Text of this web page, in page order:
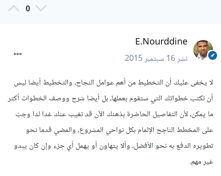
0
E.Nourddine
نشر16 سبتمبر 2015
لا يخفى عليك أن التخطيط من أهم عوامل النجاح، والتخطيط أيضا ليس
أن تكتب خطواتك التي ستقوم بعملها، بل أيضا شرح ووصف الخطوات أكتر
ما يمكن، لأن التفاصيل الحاضرة بذهنك الآن قد تغيب عنك غدا لدا وجبَ
على المخطط الناجح الإلمام بكل نواحي المشروع، والمضي قدما نحو
تطويره الدفع به نحو الأفضل، وألا يتهاون أو يهمل أي جزء وإن كان يبدو
غير مهم.